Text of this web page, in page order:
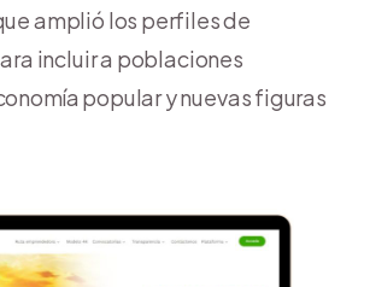
amplió los perfiles de
incluir a poblaciones
popular y nuevas figuras